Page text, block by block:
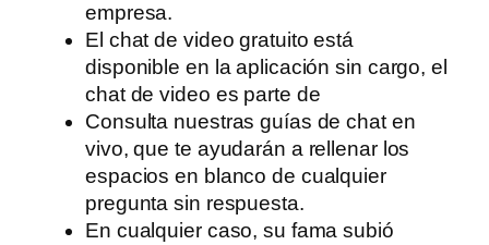
empresa.
El chat de video gratuito está
disponible en la aplicación sin cargo, el
chat de video es parte de
Consulta nuestras guías de chat en
vivo, que te ayudarán a rellenar los
espacios en blanco de cualquier
pregunta sin respuesta.
En cualquier caso, su fama subió